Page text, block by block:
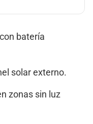
batería
solar externo.
zonas sin luz